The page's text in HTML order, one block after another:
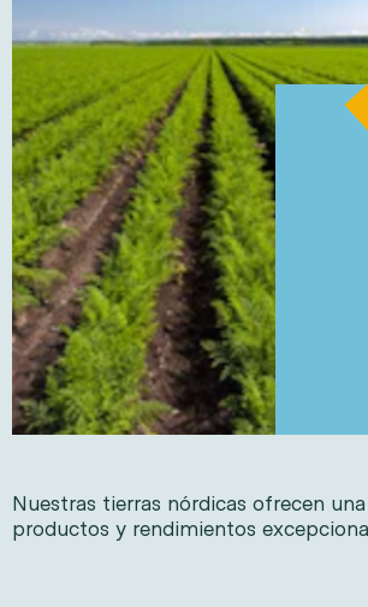
Nuestras tierras nórdicas ofrecen
productos y rendimientos